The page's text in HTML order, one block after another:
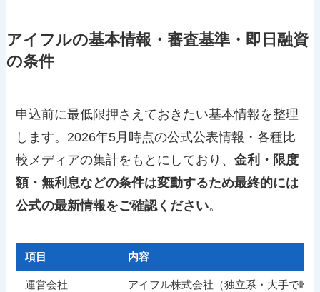
アイフルの基本情報・審査基準・即日融資
の条件
申込前に最低限押さえておきたい基本情報を整理
します。2026年5月時点の公式公表情報・各種比
較メディアの集計をもとにしており、金利・限度
額・無利息などの条件は変動するため最終的には
公式の最新情報をご確認ください。
項目 内容
運営会社 アイフル株式会社（独立系・大手で唯